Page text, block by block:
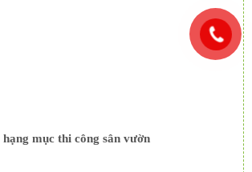
mục thi công sân vườn